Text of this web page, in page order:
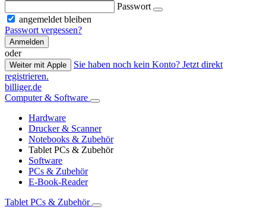
Passwort
angemeldet bleiben
Passwort vergessen?
Anmelden
oder
Weiter mit Apple
Sie haben noch kein Konto? Jetzt direkt
registrieren.
billiger.de
Computer & Software
Hardware
Drucker & Scanner
Notebooks & Zubehör
Tablet PCs & Zubehör
Software
PCs & Zubehör
E-Book-Reader
Tablet PCs & Zubehör